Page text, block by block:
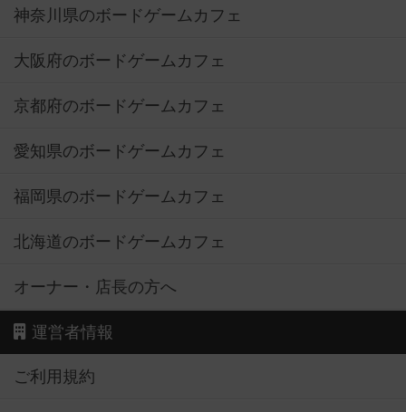
神奈川県のボードゲームカフェ
大阪府のボードゲームカフェ
京都府のボードゲームカフェ
愛知県のボードゲームカフェ
福岡県のボードゲームカフェ
北海道のボードゲームカフェ
オーナー・店長の方へ
運営者情報
ご利用規約